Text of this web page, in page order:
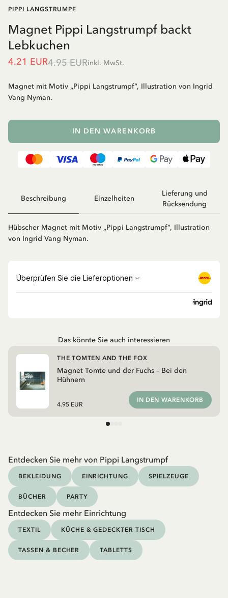
PIPPI LANGSTRUMPF
Magnet Pippi Langstrumpf backt
Lebkuchen
4.21 EUR4.95 EURinkl. MwSt.
Magnet mit Motiv „Pippi Langstrumpf“, Illustration von Ingrid
Vang Nyman.
IN DEN WARENKORB
Beschreibung Einzelheiten
Lieferung und
Rücksendung
Hübscher Magnet mit Motiv „Pippi Langstrumpf“, Illustration
von Ingrid Vang Nyman.
Das könnte Sie auch interessieren
Magnet Tomte und der Fuchs – Bei den
Hühnern
THE TOMTEN AND THE FOX
4.95 EUR
IN DEN WARENKORB
Entdecken Sie mehr von Pippi Langstrumpf
BEKLEIDUNG EINRICHTUNG SPIELZEUGE
BÜCHER PARTY
Entdecken Sie mehr Einrichtung
TEXTIL KÜCHE & GEDECKTER TISCH
TASSEN & BECHER TABLETTS